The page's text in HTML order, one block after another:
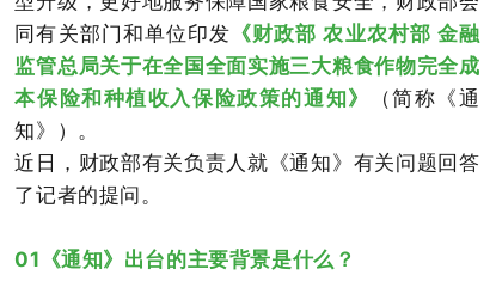
同有关部门和单位印发 《财政部 农业农村部 金融
监管总局关于在全国全面实施三大粮食作物完全成
本保险和种植收入保险政策的通知》
（简称《通
知》）。
近日，财政部有关负责人就《通知》有关问题回答
了记者的提问。
01《通知》出台的主要背景是什么？